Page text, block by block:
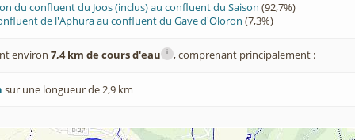
du confluent du Joos (inclus) au confluent du Saison (92,7%)
de l'Aphura au confluent du Gave d'Oloron (7,3%)
environ 7,4 km de cours d'eau i , comprenant principalement :
sur une longueur de 2,9 km